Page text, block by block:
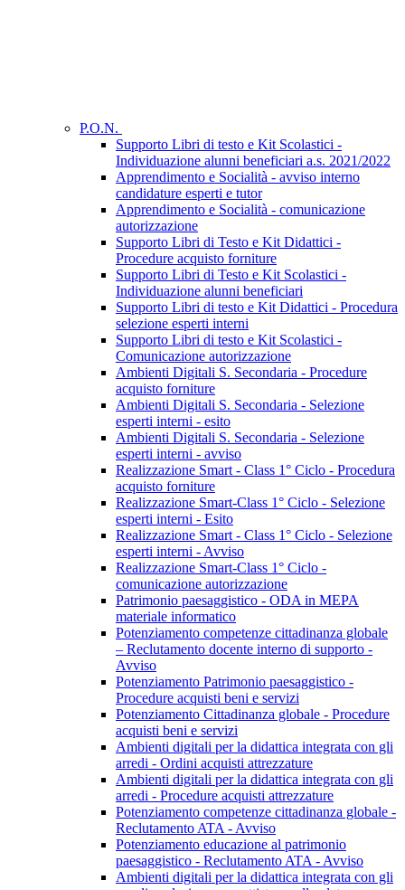
P.O.N.
Supporto Libri di testo e Kit Scolastici -
Individuazione alunni beneficiari a.s. 2021/2022
Apprendimento e Socialità - avviso interno
candidature esperti e tutor
Apprendimento e Socialità - comunicazione
autorizzazione
Supporto Libri di Testo e Kit Didattici -
Procedure acquisto forniture
Supporto Libri di Testo e Kit Scolastici -
Individuazione alunni beneficiari
Supporto Libri di testo e Kit Didattici - Procedura
selezione esperti interni
Supporto Libri di testo e Kit Scolastici -
Comunicazione autorizzazione
Ambienti Digitali S. Secondaria - Procedure
acquisto forniture
Ambienti Digitali S. Secondaria - Selezione
esperti interni - esito
Ambienti Digitali S. Secondaria - Selezione
esperti interni - avviso
Realizzazione Smart - Class 1° Ciclo - Procedura
acquisto forniture
Realizzazione Smart-Class 1° Ciclo - Selezione
esperti interni - Esito
Realizzazione Smart - Class 1° Ciclo - Selezione
esperti interni - Avviso
Realizzazione Smart-Class 1° Ciclo -
comunicazione autorizzazione
Patrimonio paesaggistico - ODA in MEPA
materiale informatico
Potenziamento competenze cittadinanza globale
– Reclutamento docente interno di supporto -
Avviso
Potenziamento Patrimonio paesaggistico -
Procedure acquisti beni e servizi
Potenziamento Cittadinanza globale - Procedure
acquisti beni e servizi
Ambienti digitali per la didattica integrata con gli
arredi - Ordini acquisti attrezzature
Ambienti digitali per la didattica integrata con gli
arredi - Procedure acquisti attrezzature
Potenziamento competenze cittadinanza globale -
Reclutamento ATA - Avviso
Potenziamento educazione al patrimonio
paesaggistico - Reclutamento ATA - Avviso
Ambienti digitali per la didattica integrata con gli